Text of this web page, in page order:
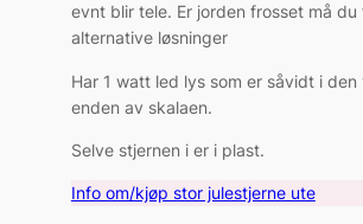
evnt blir tele. Er jorden frosset må du
alternative løsninger
Har 1 watt led lys som er såvidt i den
enden av skalaen.
Selve stjernen i er i plast.
Info om/kjøp stor julestjerne ute